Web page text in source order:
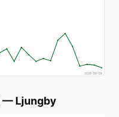
2026-08-09
— Ljungby